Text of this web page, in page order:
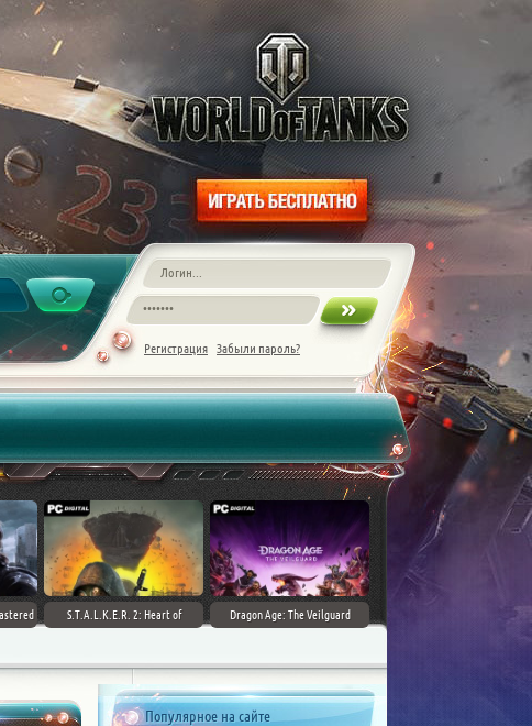
Регистрация Забыли пароль?
S.T.A.L.K.E.R. 2: Heart of
Dragon Age: The Veilguard
Популярное на сайте